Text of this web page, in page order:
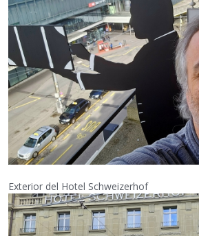
Exterior del Hotel Schweizerhof